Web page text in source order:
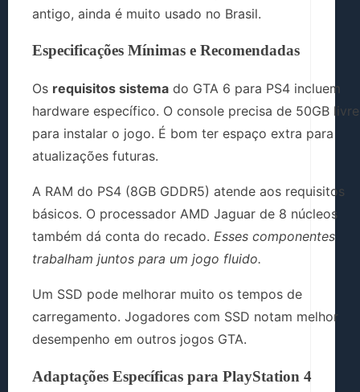
antigo, ainda é muito usado no Brasil.
Especificações Mínimas e Recomendadas
Os requisitos sistema do GTA 6 para PS4 incluem
hardware específico. O console precisa de 50GB
para instalar o jogo. É bom ter espaço extra para
atualizações futuras.
A RAM do PS4 (8GB GDDR5) atende aos requisitos
básicos. O processador AMD Jaguar de 8 núcleos
também dá conta do recado. Esses componentes
trabalham juntos para um jogo fluido.
Um SSD pode melhorar muito os tempos de
carregamento. Jogadores com SSD notam melhor
desempenho em outros jogos GTA.
Adaptações Específicas para PlayStation 4